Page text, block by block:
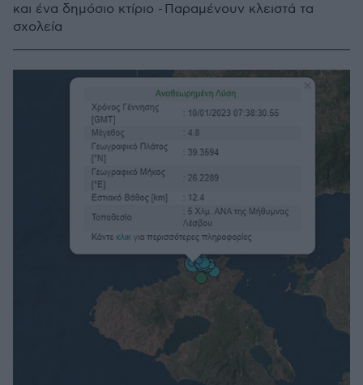
και ένα δημόσιο κτίριο - Παραμένουν κλειστά τα
σχολεία